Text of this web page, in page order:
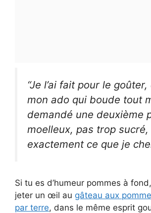
“Je l’ai fait pour le
mon ado qui boude tout
demandé une deuxième
moelleux, pas trop sucré,
exactement ce que je
Si tu es d’humeur pommes à
jeter un œil au gâteau aux
par terre, dans le même esprit